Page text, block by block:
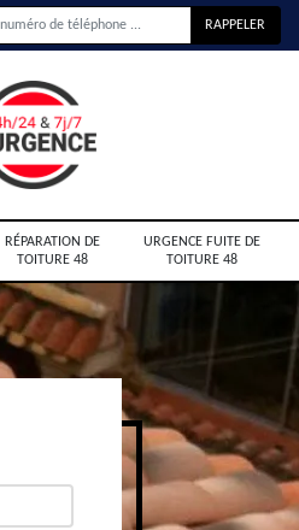
RÉPARATION DE
TOITURE 48
URGENCE FUITE DE
TOITURE 48